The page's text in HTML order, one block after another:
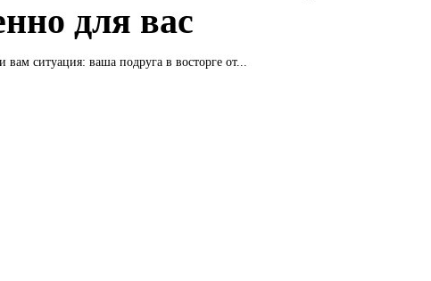
для вас
вам ситуация: ваша подруга в восторге от...